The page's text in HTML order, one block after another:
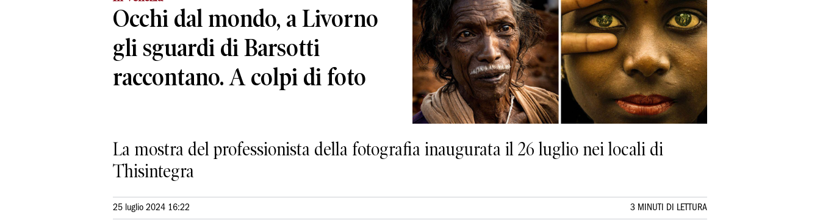
Occhi dal mondo, a Livorno
gli sguardi di Barsotti
raccontano. A colpi di foto
La mostra del professionista della fotografia inaugurata il 26 luglio nei locali di
Thisintegra
25 luglio 2024 16:22 3 MINUTI DI LETTURA